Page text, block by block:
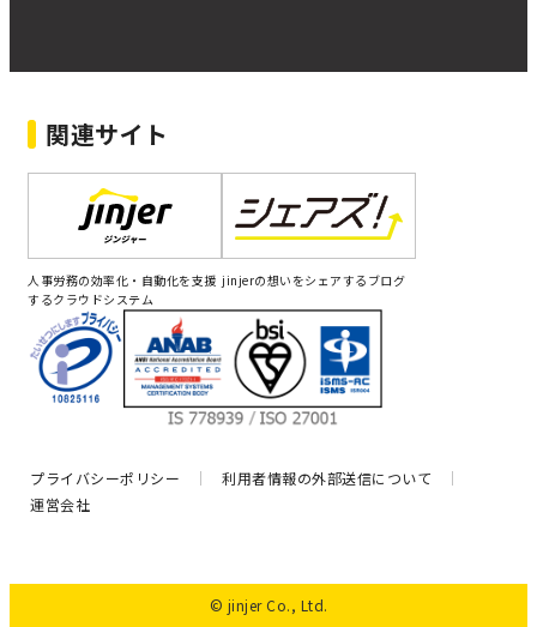
関連サイト
人事労務の効率化・自動化を支援
するクラウドシステム
jinjerの想いをシェアするブログ
プライバシーポリシー
利用者情報の外部送信について
運営会社
© jinjer Co., Ltd.